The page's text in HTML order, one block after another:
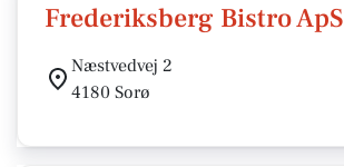
Frederiksberg Bistro ApS
Næstvedvej 2
4180 Sorø